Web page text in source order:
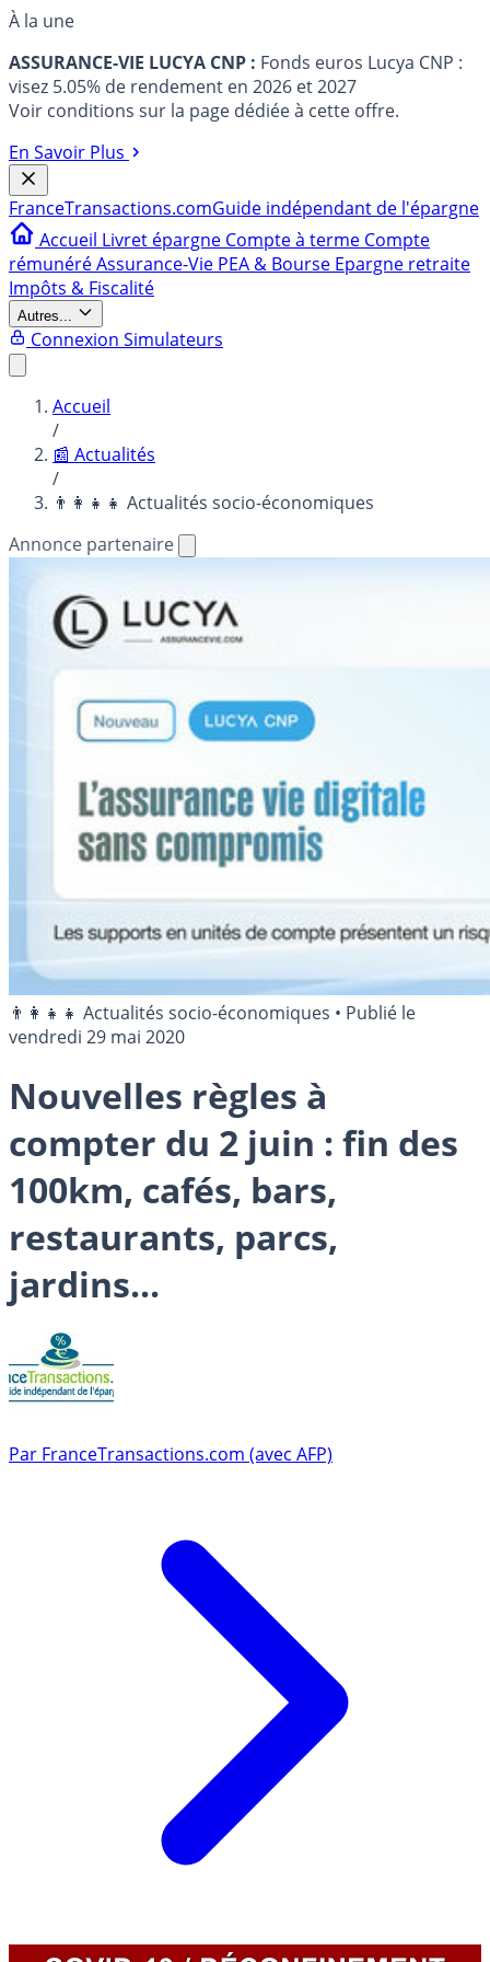
À la une
ASSURANCE-VIE LUCYA CNP : Fonds euros Lucya CNP :
visez 5.05% de rendement en 2026 et 2027
Voir conditions sur la page dédiée à cette offre.
En Savoir Plus
FranceTransactions.comGuide indépendant de l'épargne
Accueil Livret épargne Compte à terme Compte
rémunéréAssurance-Vie PEA & Bourse Epargne retraite
Impôts & Fiscalité
Autres...
Connexion Simulateurs
Accueil
/
📰 Actualités
/
👨‍👩‍👧‍👧 Actualités socio-économiques
Annonce partenaire
👨‍👩‍👧‍👧 Actualités socio-économiques • Publié le
vendredi 29 mai 2020
Nouvelles règles à
compter du 2 juin : fin des
100km, cafés, bars,
restaurants, parcs,
jardins...
Par FranceTransactions.com (avec AFP)